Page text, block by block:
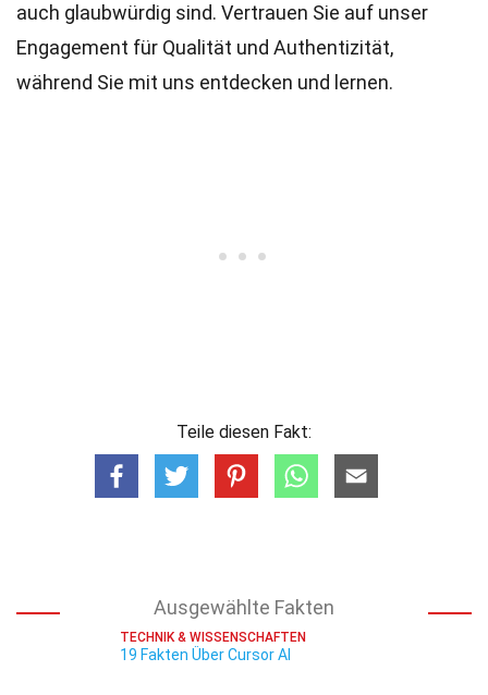
auch glaubwürdig sind. Vertrauen Sie auf unser
Engagement für Qualität und Authentizität,
während Sie mit uns entdecken und lernen.
Teile diesen Fakt:
Ausgewählte Fakten
TECHNIK & WISSENSCHAFTEN
19 Fakten Über Cursor AI